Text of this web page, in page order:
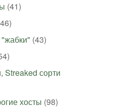
(41)
(43)
Streaked сорти
хосты (98)